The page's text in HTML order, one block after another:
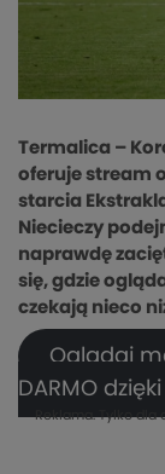
Termalica –
oferuje stream
starcia
Niecieczy
naprawdę
się, gdzie
czekają nieco
Oglądaj
DARMO
Reklama. Tylko dla